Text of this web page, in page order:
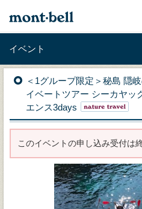
イベント
＜1グループ限定＞秘島 隠
イベートツアー シーカヤッ
エンス3days
このイベントの申し込み受付は